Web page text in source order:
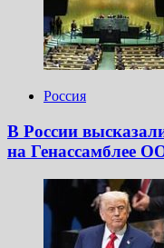
Россия
В России
на Генассамблее